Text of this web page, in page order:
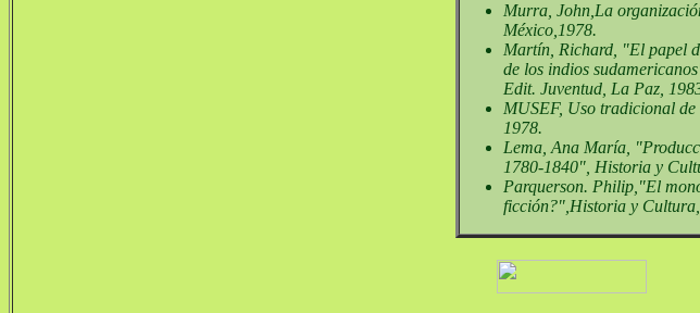
Murra, John,La
México,1978.
Martín, Richard, "El papel
de los indios
Edit. Juventud, La Paz,
MUSEF, Uso tradicional
1978.
Lema, Ana María,
1780-1840", Historia y
Parquerson. Philip,"El
ficción?",Historia y